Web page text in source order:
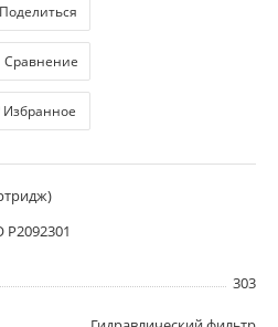
Сравнение
Избранное
P2092301
303